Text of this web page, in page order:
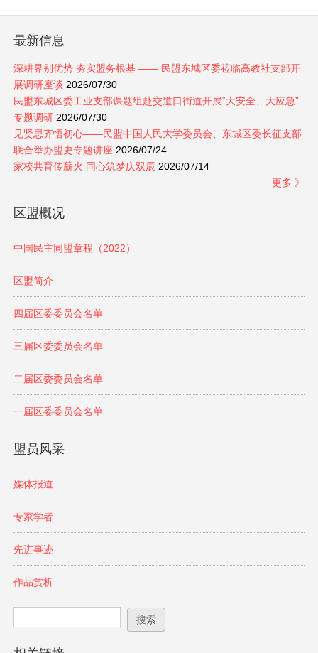
最新信息
深耕界别优势 夯实盟务根基 —— 民盟东城区委莅临高教社支部开
展调研座谈 2026/07/30
民盟东城区委工业支部课题组赴交道口街道开展“大安全、大应急”
专题调研2026/07/30
见贤思齐悟初心——民盟中国人民大学委员会、东城区委长征支部
联合举办盟史专题讲座 2026/07/24
家校共育传薪火 同心筑梦庆双辰 2026/07/14
更多 》
区盟概况
中国民主同盟章程（2022）
区盟简介
四届区委委员会名单
三届区委委员会名单
二届区委委员会名单
一届区委委员会名单
盟员风采
媒体报道
专家学者
先进事迹
作品赏析
搜索表单